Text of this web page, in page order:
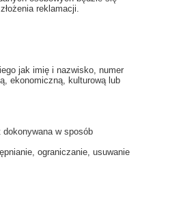
reklamacji.
jak imię i nazwisko, numer
ekonomiczną, kulturową lub
w sposób
ograniczanie, usuwanie